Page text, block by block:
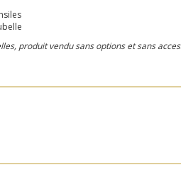
produit vendu sans options et sans